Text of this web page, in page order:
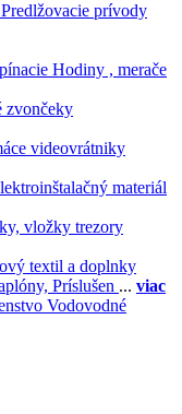
Predlžovacie prívody
Hodiny , merače
zvončeky
videovrátniky
materiál
vložky trezory
textil a doplnky
Príslušen ... viac
Vodovodné